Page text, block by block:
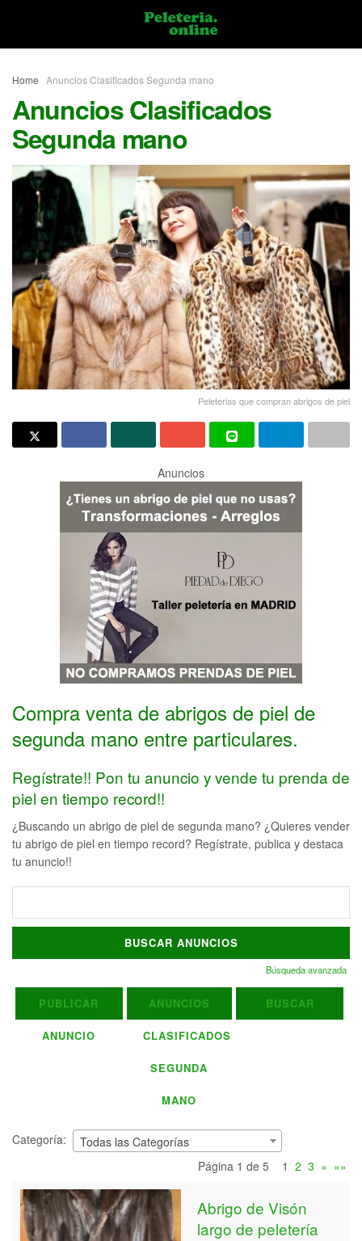
Home Anuncios Clasificados Segunda mano
Anuncios Clasificados
Segunda mano
Peleterias que compran abrigos de piel
Anuncios
Compra venta de abrigos de piel de
segunda mano entre particulares.
Regístrate!! Pon tu anuncio y vende tu prenda de
piel en tiempo record!!
¿Buscando un abrigo de piel de segunda mano? ¿Quieres vender
tu abrigo de piel en tiempo record? Regístrate, publica y destaca
tu anuncio!!
Búsqueda avanzada
PUBLICAR
ANUNCIO
ANUNCIOS
CLASIFICADOS
SEGUNDA
MANO
BUSCAR
Categoría:
Todas las Categorías
Página 1 de 5
1 2 3 » »»
Abrigo de Visón
largo de peletería